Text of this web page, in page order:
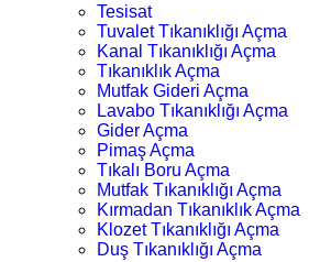
Tesisat
Tuvalet Tıkanıklığı Açma
Kanal Tıkanıklığı Açma
Tıkanıklık Açma
Mutfak Gideri Açma
Lavabo Tıkanıklığı Açma
Gider Açma
Pimaş Açma
Tıkalı Boru Açma
Mutfak Tıkanıklığı Açma
Kırmadan Tıkanıklık Açma
Klozet Tıkanıklığı Açma
Duş Tıkanıklığı Açma